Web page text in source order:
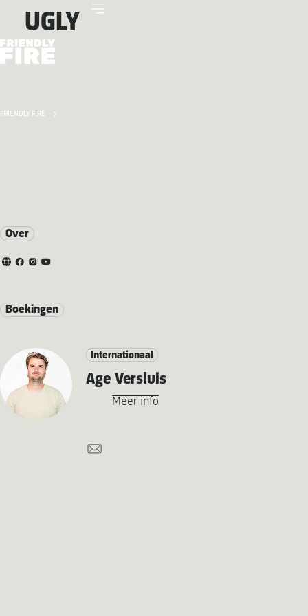
FRIENDLY FIRE
UGLY
Over
Boekingen
Internationaal
Age Versluis
Meer info